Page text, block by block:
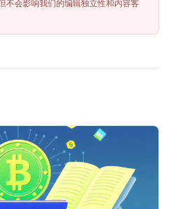
不会影响我们的编辑独立性和内容客